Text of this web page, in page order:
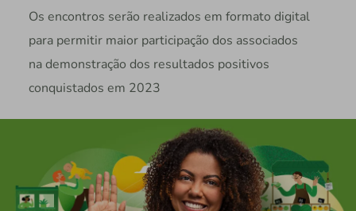
Os encontros serão realizados em formato digital
para permitir maior participação dos associados
na demonstração dos resultados positivos
conquistados em 2023